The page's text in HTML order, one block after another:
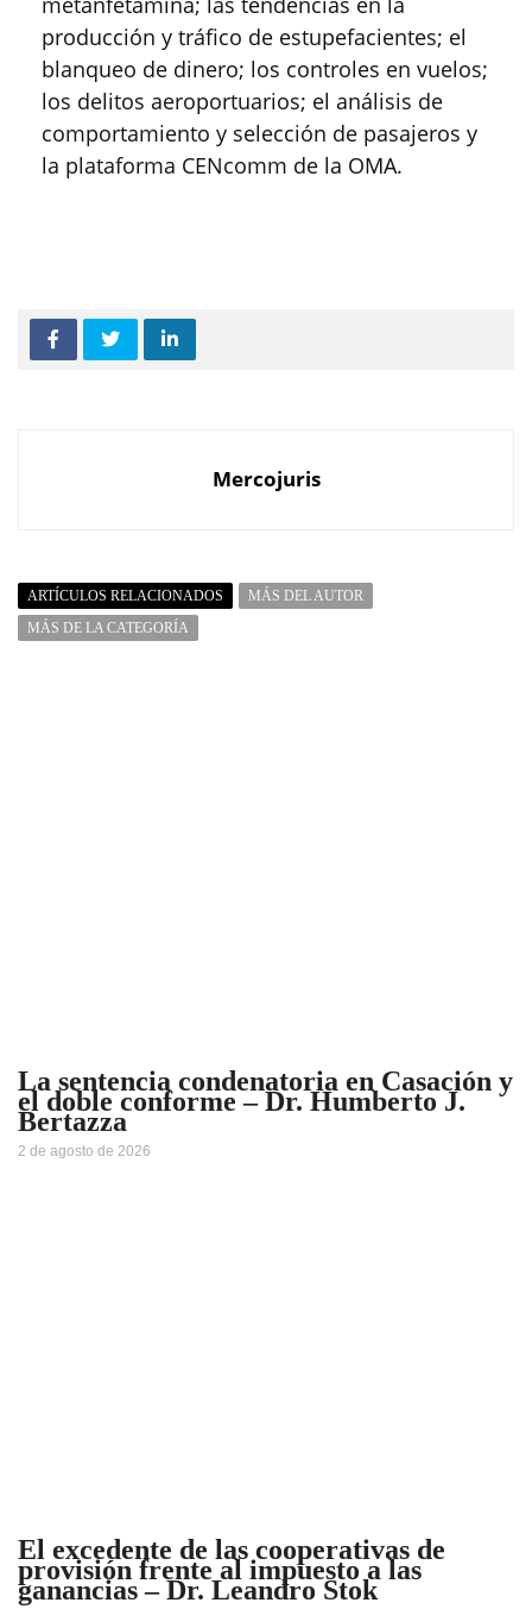
producción y tráfico de estupefacientes; el
blanqueo de dinero; los controles en vuelos;
los delitos aeroportuarios; el análisis de
comportamiento y selección de pasajeros y
la plataforma CENcomm de la OMA.
Mercojuris
ARTÍCULOS RELACIONADOS
MÁS DEL AUTOR
MÁS DE LA CATEGORÍA
La sentencia condenatoria en Casación y
el doble conforme – Dr. Humberto J.
Bertazza
2 de agosto de 2026
El excedente de las cooperativas de
provisión frente al impuesto a las
ganancias – Dr. Leandro Stok